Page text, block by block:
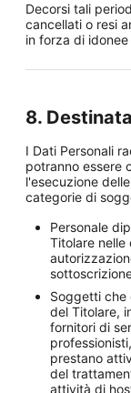
Decorsi tali
cancellati o resi
in forza di
8.
I Dati Personali
potranno essere
l'esecuzione
categorie di
Personale
Titolare
Soggetti che
del Titolare,
fornitori di
prestano
del
attività di